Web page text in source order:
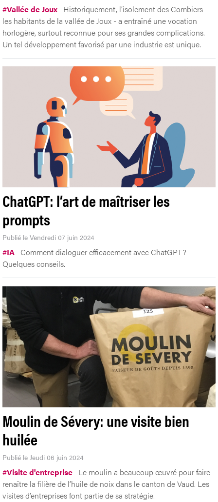
#Vallée de Joux Historiquement, l’isolement des Combiers –
les habitants de la vallée de Joux - a entraîné une vocation
horlogère, surtout reconnue pour ses grandes complications.
Un tel développement favorisé par une industrie est unique.
ChatGPT: l’art de maîtriser les
prompts
Publié le Vendredi 07 juin 2024
#IA Comment dialoguer efficacement avec ChatGPT?
Quelques conseils.
Moulin de Sévery: une visite bien
huilée
Publié le Jeudi 06 juin 2024
#Visite d'entreprise Le moulin a beaucoup œuvré pour faire
renaître la filière de l’huile de noix dans le canton de Vaud. Les
visites d’entreprises font partie de sa stratégie.